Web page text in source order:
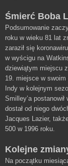
Śmierć Boba
Podsumowanie
roku w wieku 81 lat
zaraził się
w wyścigu na
dziewiątym miejscu
19. miejsce w swoim
Indy w kolejnym
Smilley’a
dostał od niego
Jacques Lazier,
500 w 1996 roku.
Kolejne
Na początku